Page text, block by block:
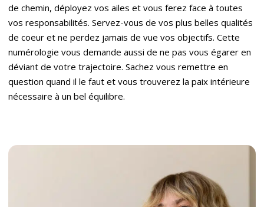
de chemin, déployez vos ailes et vous ferez face à toutes
vos responsabilités. Servez-vous de vos plus belles qualités
de coeur et ne perdez jamais de vue vos objectifs. Cette
numérologie vous demande aussi de ne pas vous égarer en
déviant de votre trajectoire. Sachez vous remettre en
question quand il le faut et vous trouverez la paix intérieure
nécessaire à un bel équilibre.